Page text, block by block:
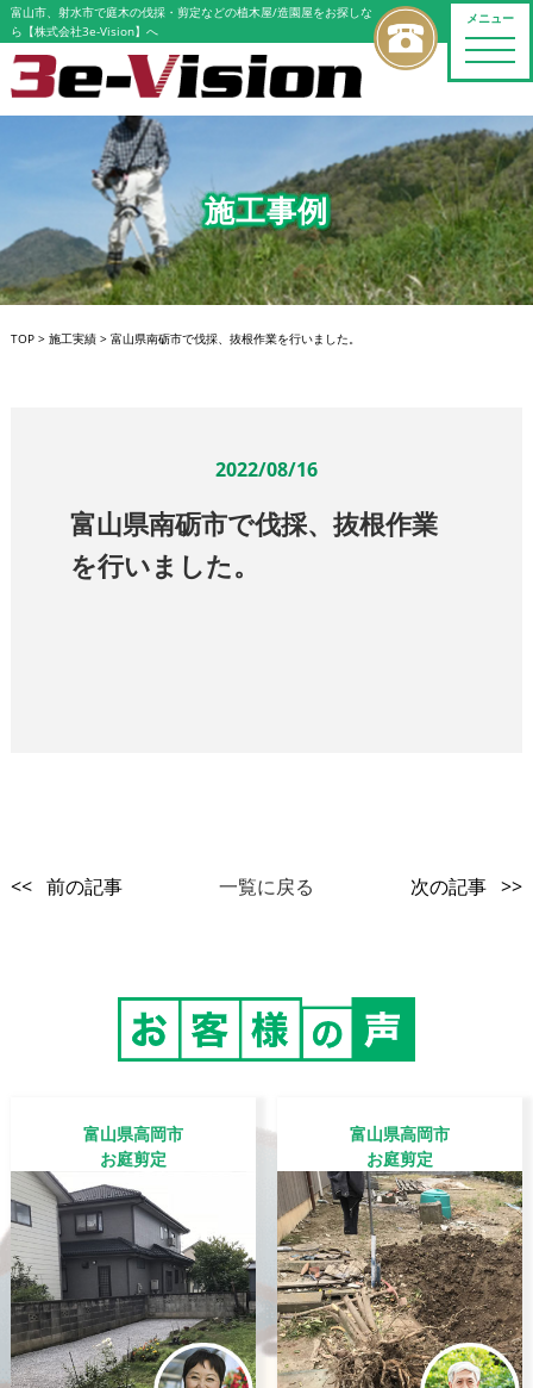
メニュー
toggle
富山市、射水市で庭木の伐採・剪定などの植木屋/造園屋をお探しな
ら【株式会社3e-Vision】へ
施工事例
TOP> 施工実績> 富山県南砺市で伐採、抜根作業を行いました。
2022/08/16
富山県南砺市で伐採、抜根作業
を行いました。
<< 前の記事 一覧に戻る 次の記事 >>
富山県高岡市
お庭剪定
富山県高岡市
お庭剪定